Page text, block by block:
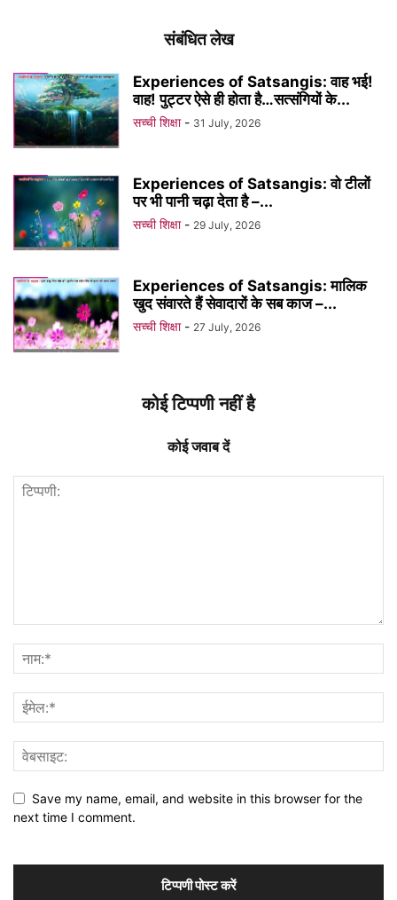
संबंधित लेख
Experiences of Satsangis: वाह भई!
वाह! पुट्टर ऐसे ही होता है…सत्संगियों के...
सच्ची शिक्षा - 31 July, 2026
Experiences of Satsangis: वो टीलों
पर भी पानी चढ़ा देता है –...
सच्ची शिक्षा - 29 July, 2026
Experiences of Satsangis: मालिक
खुद संवारते हैं सेवादारों के सब काज –...
सच्ची शिक्षा - 27 July, 2026
कोई टिप्पणी नहीं है
कोई जवाब दें
Save my name, email, and website in this browser for the
next time I comment.